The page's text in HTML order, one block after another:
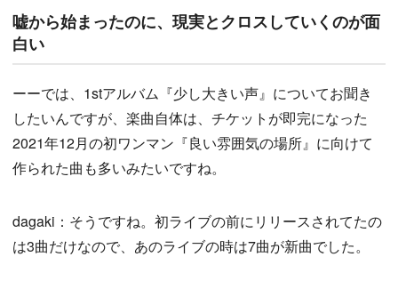
嘘から始まったのに、現実とクロスしていくのが面
白い
ーーでは、1stアルバム『少し大きい声』についてお聞き
したいんですが、楽曲自体は、チケットが即完になった
2021年12月の初ワンマン『良い雰囲気の場所』に向けて
作られた曲も多いみたいですね。
dagaki：そうですね。初ライブの前にリリースされてたの
は3曲だけなので、あのライブの時は7曲が新曲でした。